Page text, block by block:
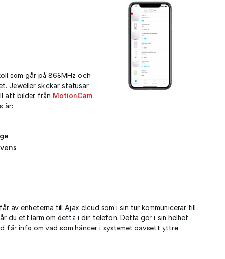
som går på 868MHz och
Jeweller skickar statusar
att bilder från MotionCam
är:
av enheterna till Ajax cloud som i sin tur kommunicerar till
du ett larm om detta i din telefon. Detta gör i sin helhet
får info om vad som händer i systemet oavsett yttre